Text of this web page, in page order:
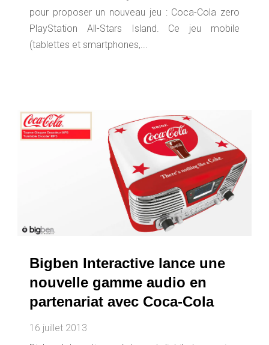
pour proposer un nouveau jeu : Coca-Cola zero
PlayStation All-Stars Island. Ce jeu mobile
(tablettes et smartphones,...
Bigben Interactive lance une
nouvelle gamme audio en
partenariat avec Coca-Cola
16 juillet 2013